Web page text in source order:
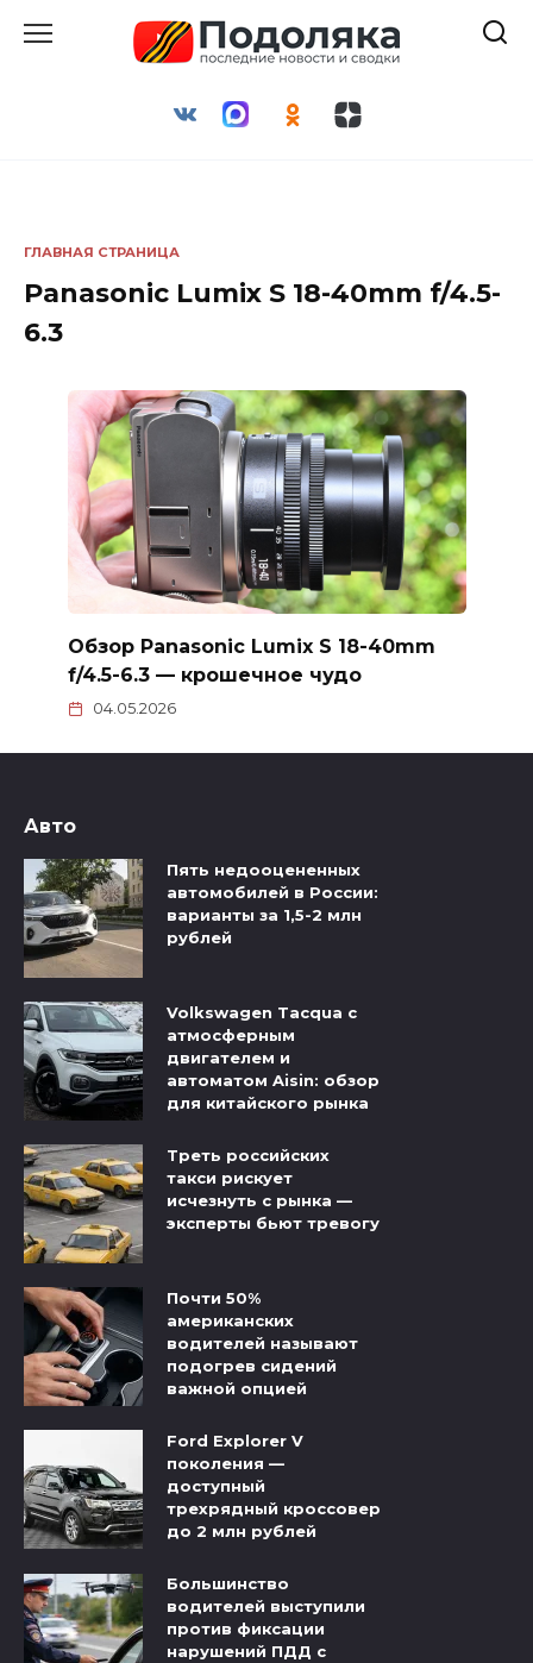
ГЛАВНАЯ СТРАНИЦА
Panasonic Lumix S 18-40mm f/4.5-
6.3
Обзор Panasonic Lumix S 18-40mm
f/4.5-6.3 — крошечное чудо
04.05.2026
Авто
Пять недооцененных
автомобилей в России:
варианты за 1,5-2 млн
рублей
Volkswagen Tacqua с
атмосферным
двигателем и
автоматом Aisin: обзор
для китайского рынка
Треть российских
такси рискует
исчезнуть с рынка —
эксперты бьют тревогу
Почти 50%
американских
водителей называют
подогрев сидений
важной опцией
Ford Explorer V
поколения —
доступный
трехрядный кроссовер
до 2 млн рублей
Большинство
водителей выступили
против фиксации
нарушений ПДД с